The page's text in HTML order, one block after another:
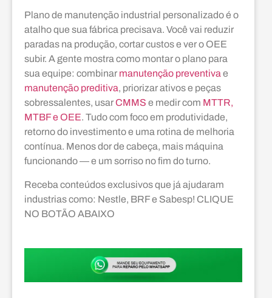
Plano de manutenção industrial personalizado é o
atalho que sua fábrica precisava. Você vai reduzir
paradas na produção, cortar custos e ver o OEE
subir. A gente mostra como montar o plano para
sua equipe: combinar manutenção preventiva e
manutenção preditiva, priorizar ativos e peças
sobressalentes, usarCMMS e medir com MTTR,
MTBF e OEE. Tudo com foco em produtividade,
retorno do investimento e uma rotina de melhoria
contínua. Menos dor de cabeça, mais máquina
funcionando — e um sorriso no fim do turno.
Receba conteúdos exclusivos que já ajudaram
industrias como: Nestle, BRF e Sabesp! CLIQUE
NO BOTÃO ABAIXO